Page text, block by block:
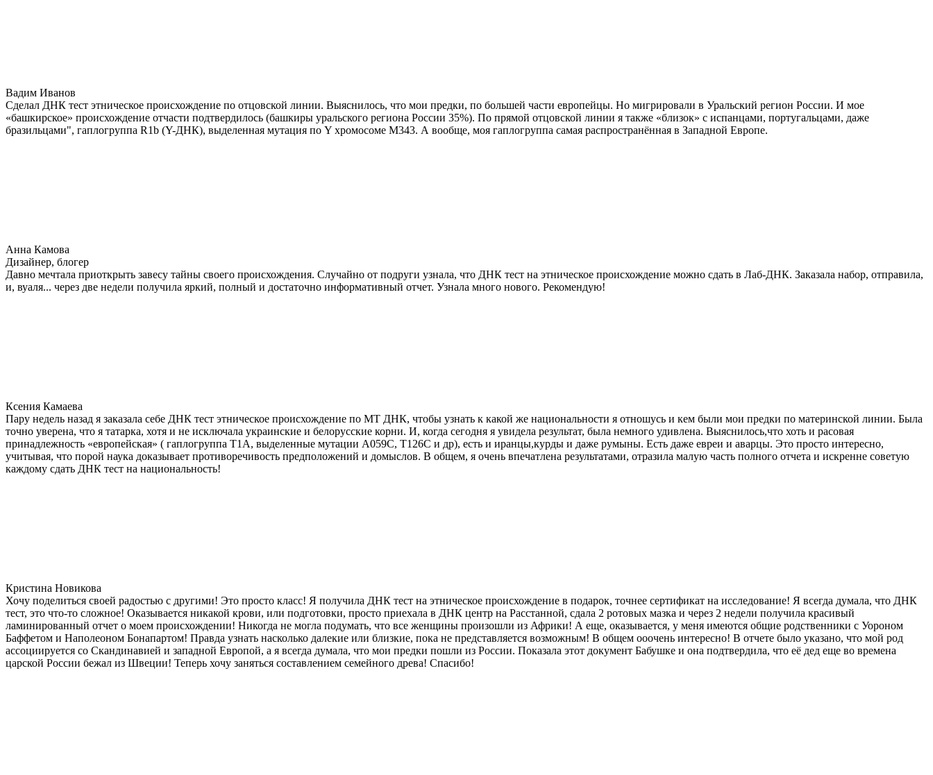
Вадим Иванов
Сделал ДНК тест этническое происхождение по отцовской линии. Выяснилось, что мои предки, по большей части европейцы. Но мигрировали в Уральский регион России. И мое
«башкирское» происхождение отчасти подтвердилось (башкиры уральского региона России 35%). По прямой отцовской линии я также «близок» с испанцами, португальцами, даже
бразильцами", гаплогруппа R1b (Y-ДНК), выделенная мутация по Y хромосоме М343. А вообще, моя гаплогруппа самая распространённая в Западной Европе.
Анна Камова
Дизайнер, блогер
Давно мечтала приоткрыть завесу тайны своего происхождения. Случайно от подруги узнала, что ДНК тест на этническое происхождение можно сдать в Лаб-ДНК. Заказала набор, отправила,
и, вуаля... через две недели получила яркий, полный и достаточно информативный отчет. Узнала много нового. Рекомендую!
Ксения Камаева
Пару недель назад я заказала себе ДНК тест этническое происхождение по МТ ДНК, чтобы узнать к какой же национальности я отношусь и кем были мои предки по материнской линии. Была
точно уверена, что я татарка, хотя и не исключала украинские и белорусские корни. И, когда сегодня я увидела результат, была немного удивлена. Выяснилось,что хоть и расовая
принадлежность «европейская» ( гаплогруппа T1A, выделенные мутации A059C, T126C и др), есть и иранцы,курды и даже румыны. Есть даже евреи и аварцы. Это просто интересно,
учитывая, что порой наука доказывает противоречивость предположений и домыслов. В общем, я очень впечатлена результатами, отразила малую часть полного отчета и искренне советую
каждому сдать ДНК тест на национальность!
Кристина Новикова
Хочу поделиться своей радостью с другими! Это просто класс! Я получила ДНК тест на этническое происхождение в подарок, точнее сертификат на исследование! Я всегда думала, что ДНК
тест, это что-то сложное! Оказывается никакой крови, или подготовки, просто приехала в ДНК центр на Расстанной, сдала 2 ротовых мазка и через 2 недели получила красивый
ламинированный отчет о моем происхождении! Никогда не могла подумать, что все женщины произошли из Африки! А еще, оказывается, у меня имеются общие родственники с Уороном
Баффетом и Наполеоном Бонапартом! Правда узнать насколько далекие или близкие, пока не представляется возможным! В общем ооочень интересно! В отчете было указано, что мой род
ассоциируется со Скандинавией и западной Европой, а я всегда думала, что мои предки пошли из России. Показала этот документ Бабушке и она подтвердила, что её дед еще во времена
царской России бежал из Швеции! Теперь хочу заняться составлением семейного древа! Спасибо!